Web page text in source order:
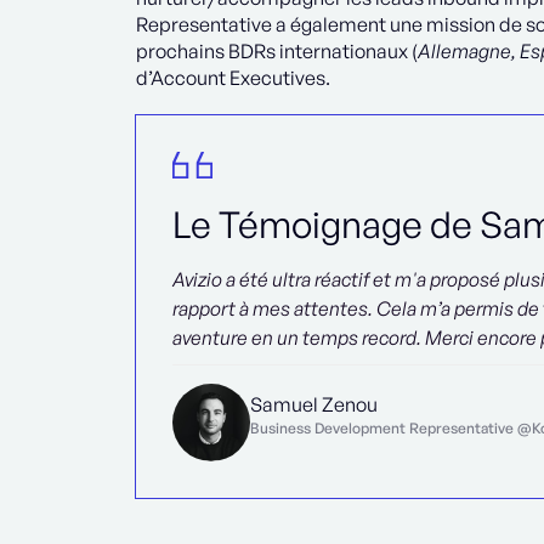
Representative a également une mission de
prochains BDRs internationaux (Allemagne,
d’Account Executives.
Le Témoignage de
Avizio a été ultra réactif et m'a proposé
rapport à mes attentes. Cela m’a permis
aventure en un temps record. Merci
Samuel Zenou
Business Development Representative